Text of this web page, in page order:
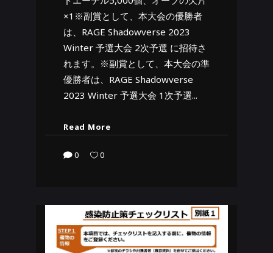
×1※副賞として、本大会の優勝者
は、RAGE Shadowverse 2023
Winter 予選大会 2次予選 に招待さ
れます。※副賞として、本大会の準
優勝者は、RAGE Shadowverse
2023 Winter 予選大会 1次予選
Read More
0 0